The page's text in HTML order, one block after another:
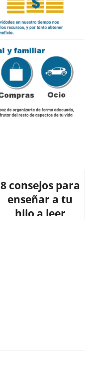
8 consejos para
enseñar a tu
hijo a leer